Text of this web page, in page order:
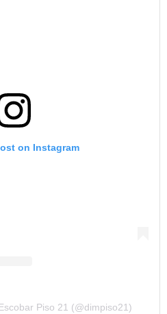
on Instagram
Piso 21 (@dimpiso21)